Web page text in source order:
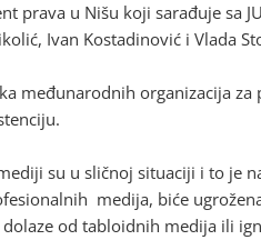
prava u Nišu koji sarađuje sa
Ivan Kostadinović i Vlada
međunarodnih organizacija
su u sličnoj situaciji i to je
medija, biće
od tabloidnih medija ili